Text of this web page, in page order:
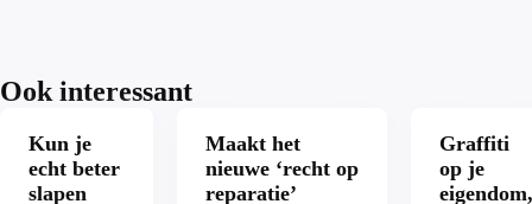
Ook interessant
Kun je
echt beter
slapen
Maakt het
nieuwe ‘recht op
reparatie’
Graffiti
op je
eigendom,